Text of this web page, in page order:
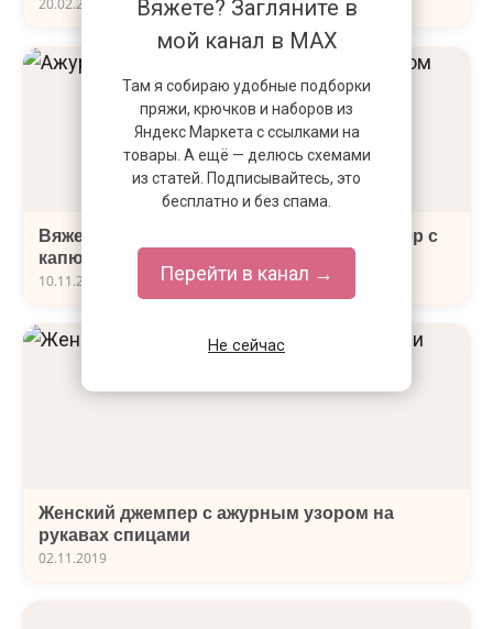
20.02.2020
Вяжем спицами ажурный женский джемпер с
капюшоном
10.11.2019
Женский джемпер с ажурным узором на
рукавах спицами
02.11.2019
Вяжете? Загляните в
мой канал в MAX
Там я собираю удобные подборки
пряжи, крючков и наборов из
Яндекс Маркета с ссылками на
товары. А ещё — делюсь схемами
из статей. Подписывайтесь, это
бесплатно и без спама.
Перейти в канал →
Не сейчас